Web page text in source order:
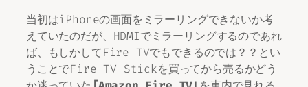
当初はiPhoneの画面をミラーリングできないか考
えていたのだが、HDMIでミラーリングするのであれ
ば、もしかしてFire TVでもできるのでは？？とい
うことでFire TV Stickを買ってから売るかどう